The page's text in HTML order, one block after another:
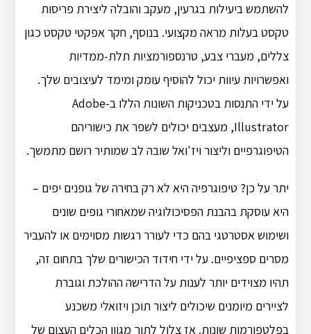
להשתמש ביעילות בגרעין, מעקב והובלה ליצירת פריסות
טקסט בעלות מראה מקצועי. בנוסף, חקר אפקטי טקסט כגון
צללים, מעברי צבע, טרנספורמציות תלת-ממדיות
ואפשרויות עיוות יכול להוסיף עומק ומימד לעיצובים שלך.
על ידי התנסות בטכניקות השונות הללו ב-Adobe
Illustrator, מעצבים יכולים לשפר את כישוריהם
הטיפוגרפיים וליצור ויז'ואל שובה לב שמותיר רושם מתמשך.
יתר על כן? טיפוגרפיה היא לא רק בחירה של גופנים יפים –
היא עוסקת בהבנת הפסיכולוגיה שמאחורי גופים שונים
ושימוש אסטרטגי בהם כדי לעורר רגשות מסוימים או להעביר
מסרים ספציפיים. על ידי חידוד הכישורים שלך בתחום זה,
תהיו מצוידים יותר לענות על הדרישה ההולכת וגוברת
לציירים מיומנים שיכולים ליצור תוכן ויזואלי משכנע
בפלטפורמות שונות. אז צלול לתוך מגוון הכלים העצום של